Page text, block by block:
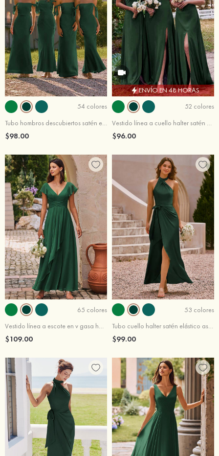
54 colores
Tubo hombros descubiertos satén elástico hasta el suelo vestido de dama de honor
$98.00
ENVÍO EN 48 HORAS
52 colores
Vestido línea a cuello halter satén elástico hasta el suelo vestido de dama de honor
$96.00
65 colores
Vestido línea a escote en v gasa hasta el suelo vestido de dama de honor
$109.00
53 colores
Tubo cuello halter satén elástico asimétrico vestido de dama de honor
$99.00